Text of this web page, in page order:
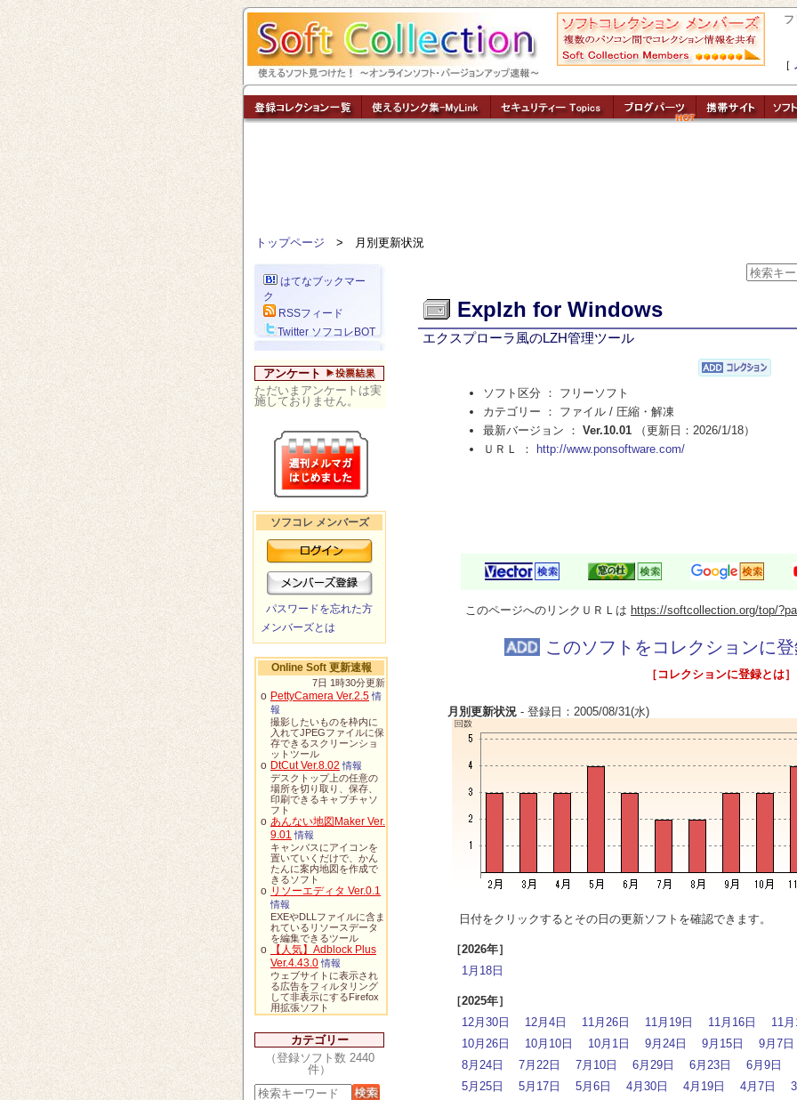
［
トップページ > 月別更新状況
はてなブックマー
ク
RSSフィード
Twitter ソフコレBOT
アンケート
ただいまアンケートは実
施しておりません。
ソフコレ メンバーズ
パスワードを忘れた方
メンバーズとは
Online Soft 更新速報
7日 1時30分更新
o PettyCamera Ver.2.5 情
報
撮影したいものを枠内に
入れてJPEGファイルに保
存できるスクリーンショ
ットツール
o DtCut Ver.8.02 情報
デスクトップ上の任意の
場所を切り取り、保存、
印刷できるキャプチャソ
フト
o あんない地図Maker Ver.
9.01 情報
キャンバスにアイコンを
置いていくだけで、かん
たんに案内地図を作成で
きるソフト
o リソーエディタ Ver.0.1
情報
EXEやDLLファイルに含ま
れているリソースデータ
を編集できるツール
o
【人気】Adblock Plus
Ver.4.43.0 情報
ウェブサイトに表示され
る広告をフィルタリング
して非表示にするFirefox
用拡張ソフト
カテゴリー
（登録ソフト数 2440
件）
Explzh for Windows
エクスプローラ風のLZH管理ツール
ソフト区分 ： フリーソフト
カテゴリー ： ファイル / 圧縮・解凍
最新バージョン ： Ver.10.01 （更新日：2026/1/18）
ＵＲＬ ：
http://www.ponsoftware.com/
このページへのリンクＵＲＬは https://softcollection.org/top/
このソフトをコレクションに
［コレクションに登録とは］
月別更新状況 - 登録日：2005/08/31(水)
日付をクリックするとその日の更新ソフトを確認できます。
［2026年］
1月18日
［2025年］
12月30日
12月4日 11月26日 11月19日 11月16日
11
10月26日
10月10日 10月1日 9月24日 9月15日
9月7日
8月24日
7月22日 7月10日 6月29日 6月23日
6月9日
5月25日
5月17日 5月6日 4月30日 4月19日 4月7日